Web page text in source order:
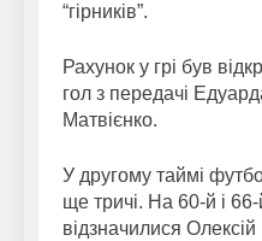
“гірників”.
Рахунок у грі був
гол з передачі
Матвієнко.
У другому таймі
ще тричі. На 60-й і
відзначилися Олексій